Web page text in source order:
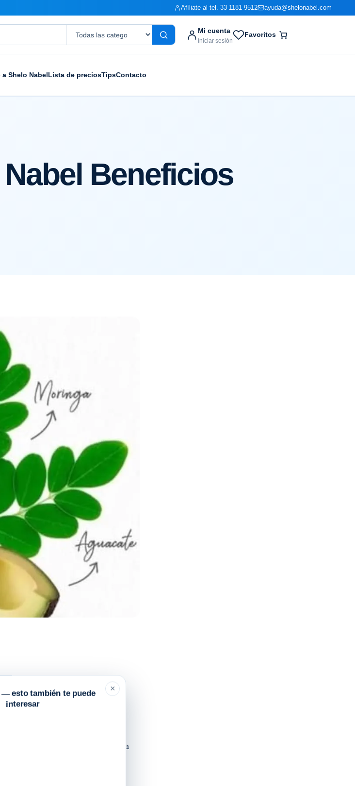
Afíliate al tel. 33 1181 9512 ayuda@shelonabel.com
Mi cuenta
Iniciar sesión
Favoritos
Shelo NabelLista de preciosTipsContacto
Beneficios
Se obtiene a través de un
por el cuerpo y ofrecen una
×
esto también te puede
interesar